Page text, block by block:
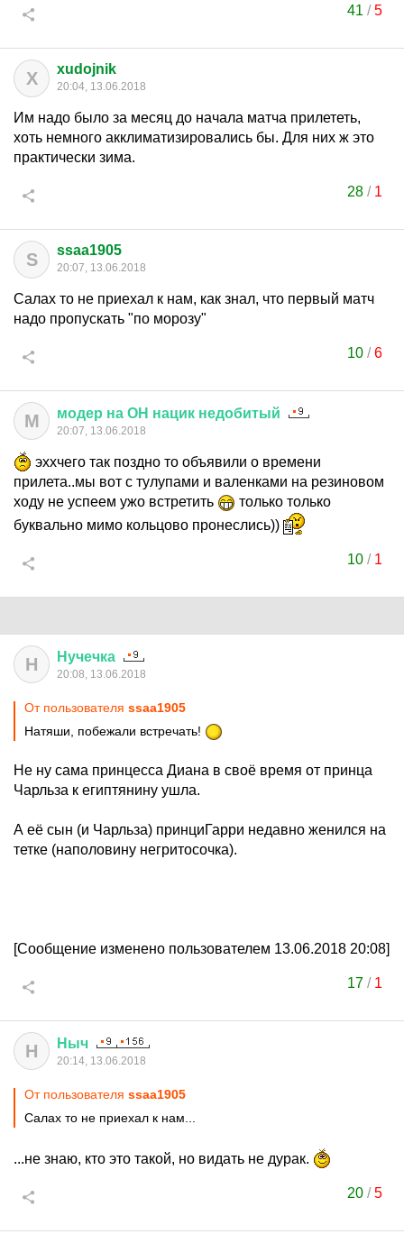
41 /5
X xudojnik
20:04, 13.06.2018
Им надо было за месяц до начала матча прилететь,
хоть немного акклиматизировались бы. Для них ж это
практически зима.
28 / 1
S ssaa1905
20:07, 13.06.2018
Салах то не приехал к нам, как знал, что первый матч
надо пропускать "по морозу"
10 /6
М модер на ОН нацик недобитый
20:07, 13.06.2018
эххчего так поздно то объявили о времени
прилета..мы вот с тулупами и валенками на резиновом
ходу не успеем ужо встретить
только только
буквально мимо кольцово пронеслись))
10 / 1
Н Нучечка
20:08, 13.06.2018
От пользователя ssaa1905
Натяши, побежали встречать!
Не ну сама принцесса Диана в своё время от принца
Чарльза к египтянину ушла.
А её сын (и Чарльза) принциГарри недавно женился на
тетке (наполовину негритосочка).
[Сообщение изменено пользователем 13.06.2018 20:08]
17 / 1
Н Ныч
20:14, 13.06.2018
От пользователя ssaa1905
Салах то не приехал к нам...
...не знаю, кто это такой, но видать не дурак.
20 /5